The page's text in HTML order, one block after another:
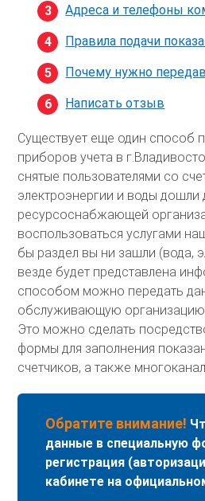
Адреса и телефоны
Правила подачи
Почему нужно
Написать отзыв
Существует еще один способ
приборов учета в
снятые пользователями со
электроэнергии и воды дошли
ресурсоснабжающей
воспользоваться услугами
бы раздел вы ни зашли (вода,
везде будет представлена
способом можно передать
обслуживающую организацию
Это можно сделать
формы для заполнения
счетчиков, а также
Обратите внимание!
данные в специальную
регистрация
кабинете на